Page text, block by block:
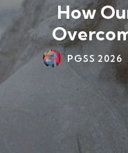
How
PGSS 2026